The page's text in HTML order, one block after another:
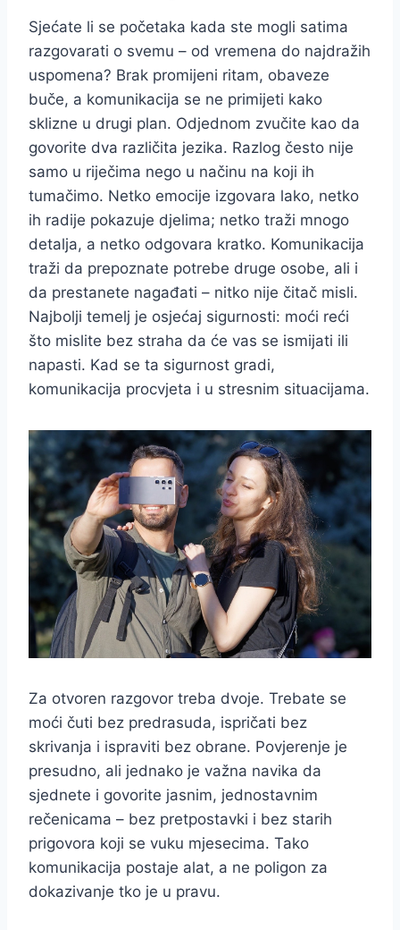
Sjećate li se početaka kada ste mogli satima
razgovarati o svemu – od vremena do najdražih
uspomena? Brak promijeni ritam, obaveze
buče, a komunikacija se ne primijeti kako
sklizne u drugi plan. Odjednom zvučite kao da
govorite dva različita jezika. Razlog često nije
samo u riječima nego u načinu na koji ih
tumačimo. Netko emocije izgovara lako, netko
ih radije pokazuje djelima; netko traži mnogo
detalja, a netko odgovara kratko. Komunikacija
traži da prepoznate potrebe druge osobe, ali i
da prestanete nagađati – nitko nije čitač misli.
Najbolji temelj je osjećaj sigurnosti: moći reći
što mislite bez straha da će vas se ismijati ili
napasti. Kad se ta sigurnost gradi,
komunikacija procvjeta i u stresnim situacijama.
Za otvoren razgovor treba dvoje. Trebate se
moći čuti bez predrasuda, ispričati bez
skrivanja i ispraviti bez obrane. Povjerenje je
presudno, ali jednako je važna navika da
sjednete i govorite jasnim, jednostavnim
rečenicama – bez pretpostavki i bez starih
prigovora koji se vuku mjesecima. Tako
komunikacija postaje alat, a ne poligon za
dokazivanje tko je u pravu.